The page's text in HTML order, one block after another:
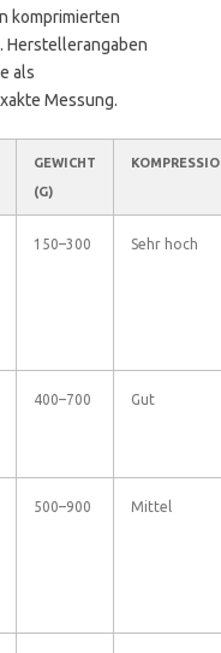
komprimierten
Herstellerangaben
als
Messung.
GEWICHT
(G)
150–300 Sehr hoch
400–700 Gut
500–900 Mittel